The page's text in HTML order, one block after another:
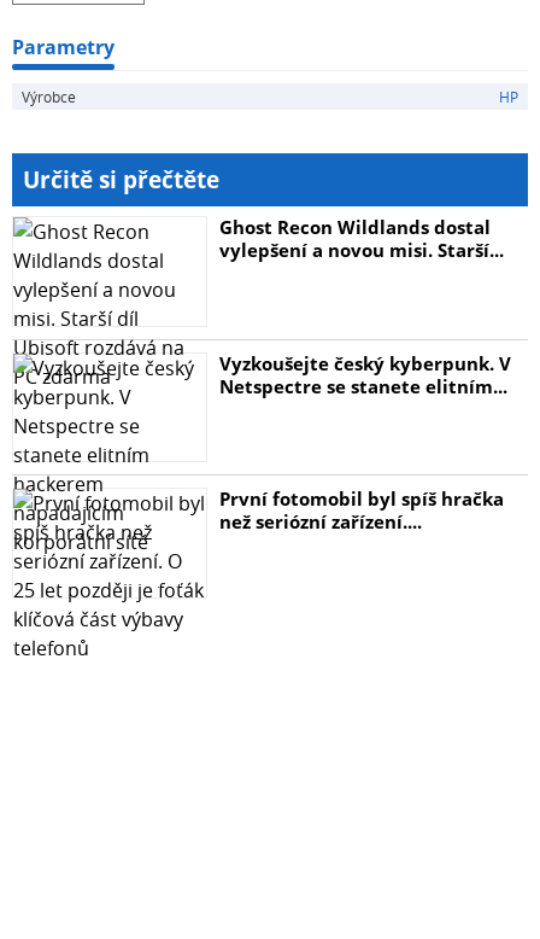
Parametry
Výrobce HP
Určitě si přečtěte
Ghost Recon Wildlands dostal
vylepšení a novou misi. Starší...
Vyzkoušejte český kyberpunk. V
Netspectre se stanete elitním...
První fotomobil byl spíš hračka
než seriózní zařízení....